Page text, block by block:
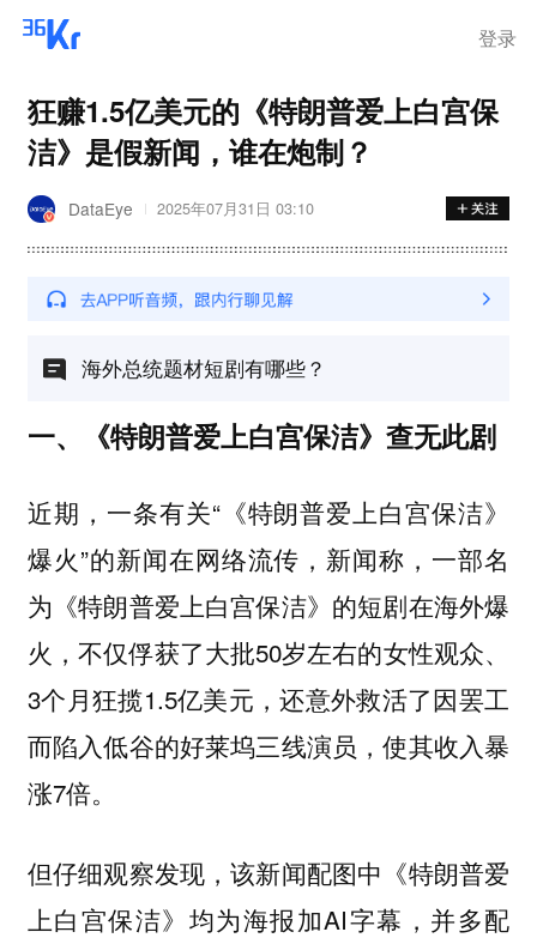
登录
狂赚1.5亿美元的《特朗普爱上白宫保
洁》是假新闻，谁在炮制？
DataEye 2025年07月31日 03:10
海外总统题材短剧有哪些？
一、《特朗普爱上白宫保洁》查无此剧
近期，一条有关“《特朗普爱上白宫保洁》
爆火”的新闻在网络流传，新闻称，一部名
为《特朗普爱上白宫保洁》的短剧在海外爆
火，不仅俘获了大批50岁左右的女性观众、
3个月狂揽1.5亿美元，还意外救活了因罢工
而陷入低谷的好莱坞三线演员，使其收入暴
涨7倍。
但仔细观察发现，该新闻配图中《特朗普爱
上白宫保洁》均为海报加AI字幕，并多配